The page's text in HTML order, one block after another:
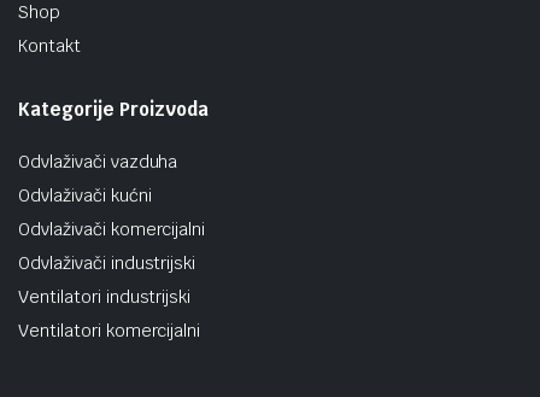
Shop
Kontakt
Kategorije Proizvoda
Odvlaživači vazduha
Odvlaživači kućni
Odvlaživači komercijalni
Odvlaživači industrijski
Ventilatori industrijski
Ventilatori komercijalni